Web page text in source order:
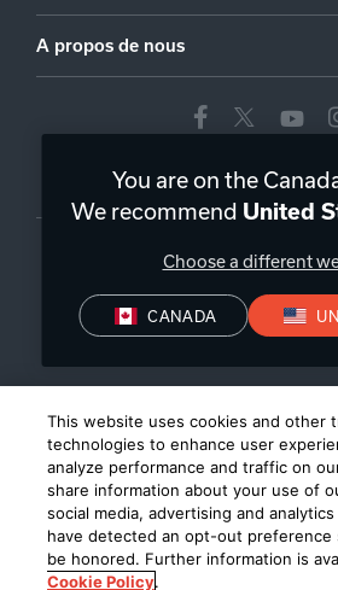
A propos de nous
Canada|FR
Politique de Confidentialité
reserved.
You are on the
We recommend United
Choose a different
CANADA
This website uses cookies and other
technologies to enhance user
analyze performance and traffic on
share information about your use of
social media, advertising and
have detected an opt-out preference
be honored. Further information is
Cookie Policy.